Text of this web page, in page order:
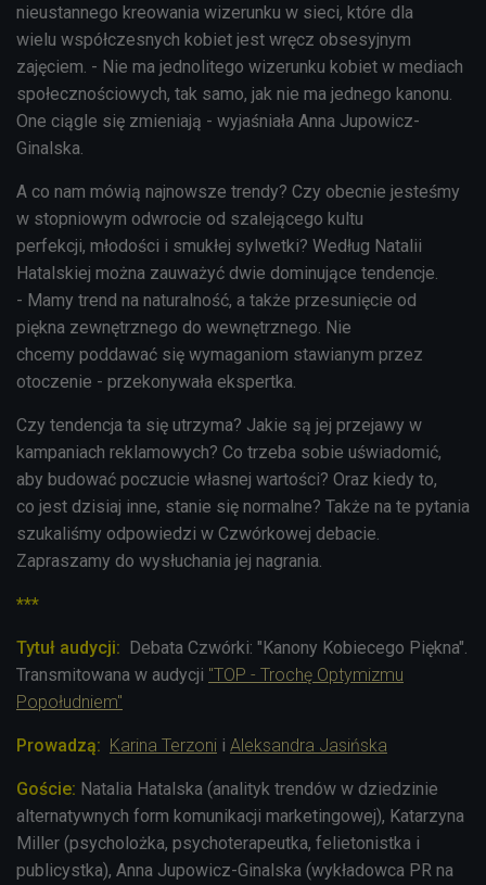
nieustannego kreowania wizerunku w sieci, które dla
wielu współczesnych kobiet jest wręcz obsesyjnym
zajęciem. - Nie ma jednolitego wizerunku kobiet w mediach
społecznościowych, tak samo, jak nie ma jednego kanonu.
One ciągle się zmieniają - wyjaśniała Anna Jupowicz-
Ginalska.
A co nam mówią najnowsze trendy? Czy obecnie jesteśmy
w stopniowym odwrocie od szalejącego kultu
perfekcji, młodości i smukłej sylwetki? Według Natalii
Hatalskiej można zauważyć dwie dominujące tendencje.
- Mamy trend na naturalność, a także przesunięcie od
piękna zewnętrznego do wewnętrznego. Nie
chcemy poddawać się wymaganiom stawianym przez
otoczenie - przekonywała ekspertka.
Czy tendencja ta się utrzyma? Jakie są jej przejawy w
kampaniach reklamowych? Co trzeba sobie uświadomić,
aby budować poczucie własnej wartości? Oraz kiedy to,
co jest dzisiaj inne, stanie się normalne? Także na te pytania
szukaliśmy odpowiedzi w Czwórkowej debacie.
Zapraszamy do wysłuchania jej nagrania.
***
Tytuł audycji: Debata Czwórki: "Kanony Kobiecego Piękna".
Transmitowana w audycji "TOP - Trochę Optymizmu
Popołudniem"
Prowadzą: Karina Terzoni i Aleksandra Jasińska
Goście: Natalia Hatalska (analityk trendów w dziedzinie
alternatywnych form komunikacji marketingowej), Katarzyna
Miller (psycholożka, psychoterapeutka, felietonistka i
publicystka), Anna Jupowicz-Ginalska (wykładowca PR na